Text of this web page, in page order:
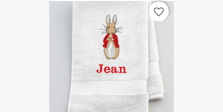
favorite_border